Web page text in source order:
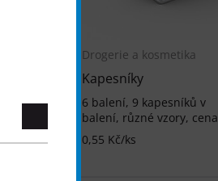
Drogerie a kosmetika
Kapesníky
6 balení, 9 kapesníků v
balení, různé vzory, cena
0,55 Kč/ks